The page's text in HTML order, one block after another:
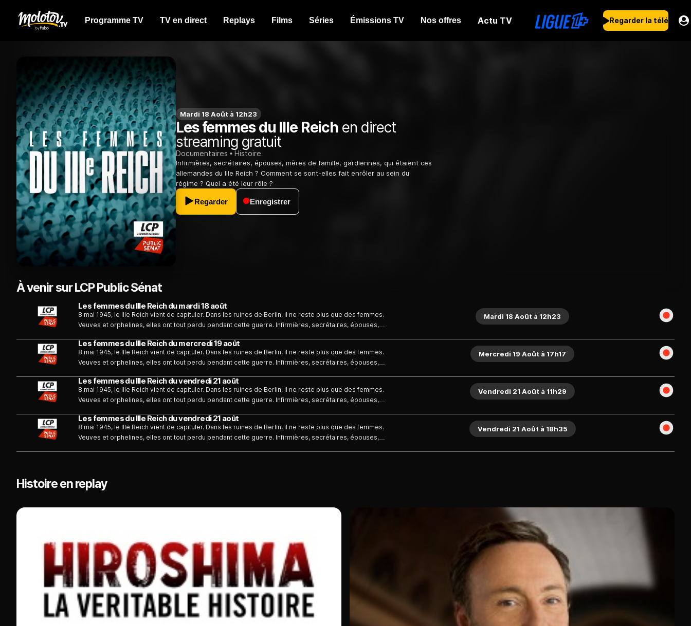
Programme TV TV en direct Replays Films Séries Émissions TV Nos offres Actu TV Regarder la télé
Mardi 18 Août à 12h23
Les femmes du IIIe Reich en direct
streaming gratuit
Documentaires Histoire
Infirmières, secrétaires, épouses, mères de famille, gardiennes, qui étaient ces
allemandes du IIIe Reich ? Comment se sont-elles fait enrôler au sein du
régime ? Quel a été leur rôle ?
Regarder Enregistrer
À venir sur LCP Public Sénat
Les femmes du IIIe Reich du mardi 18 août
8 mai 1945, le IIIe Reich vient de capituler. Dans les ruines de Berlin, il ne reste plus que des femmes.
Veuves et orphelines, elles ont tout perdu pendant cette guerre. Infirmières, secrétaires, épouses,
enrôler au sein du régime ? Quel a été leur rôle ? Historiens, témoignages et archive éclairent sur la
propagande sans faille qui a mené au plus grand embrigadement de masse du XXe siècle.
Mardi 18 Août à 12h23
Les femmes du IIIe Reich du mercredi 19 août
8 mai 1945, le IIIe Reich vient de capituler. Dans les ruines de Berlin, il ne reste plus que des femmes.
Veuves et orphelines, elles ont tout perdu pendant cette guerre. Infirmières, secrétaires, épouses,
enrôler au sein du régime ? Quel a été leur rôle ? Historiens, témoignages et archive éclairent sur la
propagande sans faille qui a mené au plus grand embrigadement de masse du XXe siècle.
Mercredi 19 Août à 17h17
Les femmes du IIIe Reich du vendredi 21 août
8 mai 1945, le IIIe Reich vient de capituler. Dans les ruines de Berlin, il ne reste plus que des femmes.
Veuves et orphelines, elles ont tout perdu pendant cette guerre. Infirmières, secrétaires, épouses,
enrôler au sein du régime ? Quel a été leur rôle ? Historiens, témoignages et archive éclairent sur la
propagande sans faille qui a mené au plus grand embrigadement de masse du XXe siècle.
Vendredi 21 Août à 11h29
Les femmes du IIIe Reich du vendredi 21 août
8 mai 1945, le IIIe Reich vient de capituler. Dans les ruines de Berlin, il ne reste plus que des femmes.
Veuves et orphelines, elles ont tout perdu pendant cette guerre. Infirmières, secrétaires, épouses,
Vendredi 21 Août à 18h35
Histoire en replay